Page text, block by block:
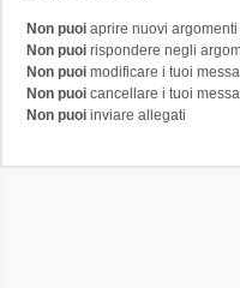
Non puoi aprire nuovi argomenti
Non puoi rispondere negli
Non puoi modificare i tuoi
Non puoi cancellare i tuoi
Non puoi inviare allegati